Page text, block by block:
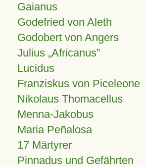
Gaianus
Godefried von Aleth
Godobert von Angers
Julius Africanus
Lucidus
Franziskus von Piceleone
Nikolaus Thomacellus
Menna-Jakobus
Maria Peñalosa
17 Märtyrer
Pinnadus und Gefährten